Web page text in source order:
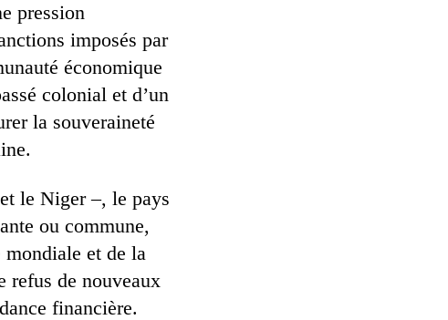
pression
imposés par
économique
colonial et d’un
la souveraineté
le Niger –, le pays
ou commune,
mondiale et de la
refus de nouveaux
financière.